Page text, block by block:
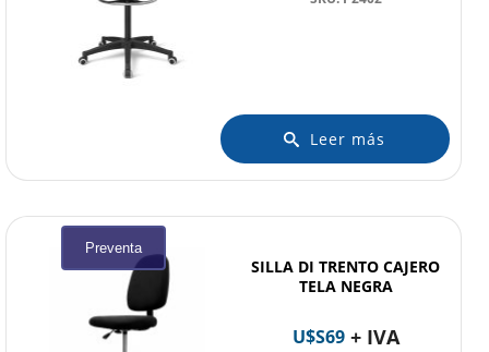
Leer más
SILLA DI TRENTO CAJERO
TELA NEGRA
Preventa
U$S69+ IVA